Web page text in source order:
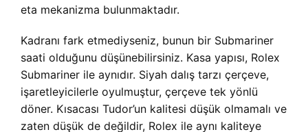
eta mekanizma bulunmaktadır.
Kadranı fark etmediyseniz, bunun bir Submariner
saati olduğunu düşünebilirsiniz. Kasa yapısı, Rolex
Submariner ile aynıdır. Siyah dalış tarzı çerçeve,
işaretleyicilerle oyulmuştur, çerçeve tek yönlü
döner. Kısacası Tudor’un kalitesi düşük olmamalı ve
zaten düşük de değildir, Rolex ile aynı kaliteye